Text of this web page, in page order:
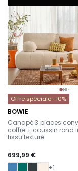
Offre spéciale -10%
BOWIE
-
Canapé 3 places
coffre + coussin rond
tissu texturé
699,99 €
+1